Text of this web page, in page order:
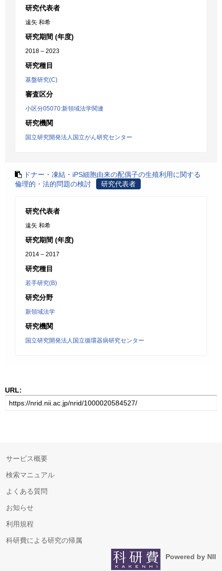
研究代表者
遠矢 和希
研究期間 (年度)
2018 – 2023
研究種目
基盤研究(C)
審査区分
小区分05070:新領域法学関連
研究機関
国立研究開発法人国立がん研究センター
ドナー・凍結・iPS細胞由来の配偶子の生殖利用に関する
倫理的・法的問題の検討
研究代表者
研究代表者
遠矢 和希
研究期間 (年度)
2014 – 2017
研究種目
若手研究(B)
研究分野
新領域法学
研究機関
国立研究開発法人国立循環器病研究センター
URL:
サービス概要
検索マニュアル
よくある質問
お知らせ
利用規程
科研費による研究の帰属
Powered by NII